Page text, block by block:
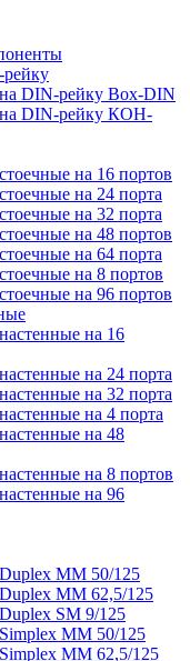
DIN-рейку Box-DIN
на DIN-рейку КОН-
на 16 портов
на 24 порта
на 32 порта
на 48 портов
на 64 порта
на 8 портов
на 96 портов
на 16
на 24 порта
на 32 порта
на 4 порта
на 48
на 8 портов
на 96
MM 50/125
MM 62,5/125
SM 9/125
MM 50/125
MM 62,5/125